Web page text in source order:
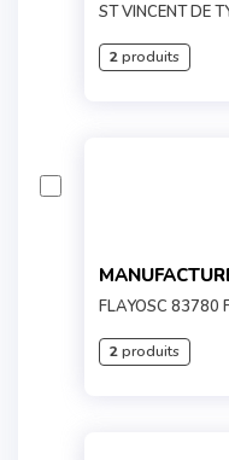
ST VINCENT DE
2produits
FLAYOSC 83780
2produits